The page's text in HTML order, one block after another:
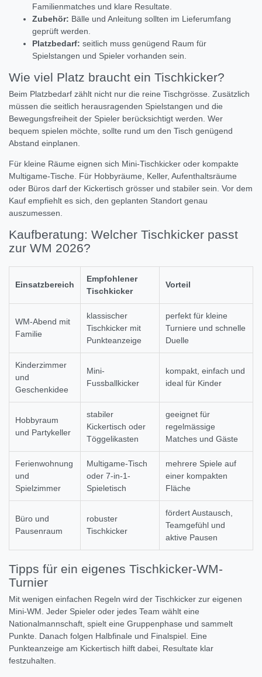
Familienmatches und klare Resultate.
Zubehör: Bälle und Anleitung sollten im Lieferumfang
geprüft werden.
Platzbedarf: seitlich muss genügend Raum für
Spielstangen und Spieler vorhanden sein.
Wie viel Platz braucht ein Tischkicker?
Beim Platzbedarf zählt nicht nur die reine Tischgrösse. Zusätzlich
müssen die seitlich herausragenden Spielstangen und die
Bewegungsfreiheit der Spieler berücksichtigt werden. Wer
bequem spielen möchte, sollte rund um den Tisch genügend
Abstand einplanen.
Für kleine Räume eignen sich Mini-Tischkicker oder kompakte
Multigame-Tische. Für Hobbyräume, Keller, Aufenthaltsräume
oder Büros darf der Kickertisch grösser und stabiler sein. Vor dem
Kauf empfiehlt es sich, den geplanten Standort genau
auszumessen.
Kaufberatung: Welcher Tischkicker passt
zur WM 2026?
Einsatzbereich
Empfohlener
Tischkicker
Vorteil
WM-Abend mit
Familie
klassischer
Tischkicker mit
Punkteanzeige
perfekt für kleine
Turniere und schnelle
Duelle
Kinderzimmer
und
Geschenkidee
Mini-
Fussballkicker
kompakt, einfach und
ideal für Kinder
Hobbyraum
und Partykeller
stabiler
Kickertisch oder
Töggelikasten
geeignet für
regelmässige
Matches und Gäste
Ferienwohnung
und
Spielzimmer
Multigame-Tisch
oder 7-in-1-
Spieletisch
mehrere Spiele auf
einer kompakten
Fläche
Büro und
Pausenraum
robuster
Tischkicker
fördert Austausch,
Teamgefühl und
aktive Pausen
Tipps für ein eigenes Tischkicker-WM-
Turnier
Mit wenigen einfachen Regeln wird der Tischkicker zur eigenen
Mini-WM. Jeder Spieler oder jedes Team wählt eine
Nationalmannschaft, spielt eine Gruppenphase und sammelt
Punkte. Danach folgen Halbfinale und Finalspiel. Eine
Punkteanzeige am Kickertisch hilft dabei, Resultate klar
festzuhalten.